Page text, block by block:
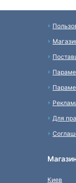
Для
Киев